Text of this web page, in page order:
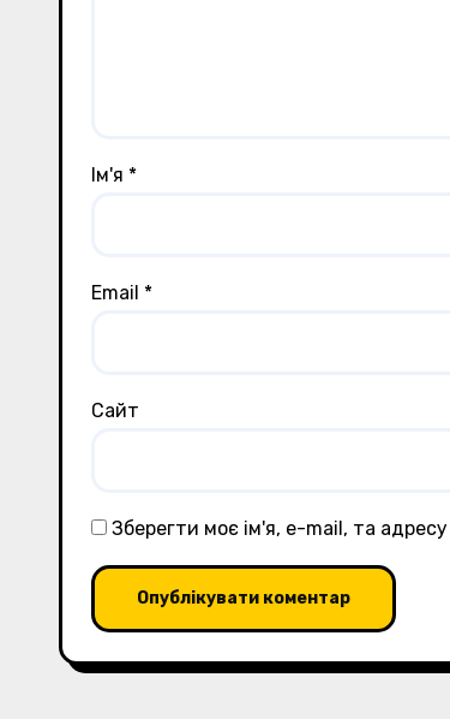
Ім'я *
Email *
Сайт
Зберегти моє ім'я, e-mail, та